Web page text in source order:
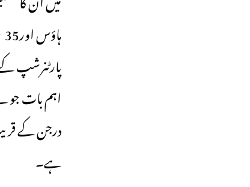
پارٹنرشپ
اہم بات جو
درجن کے
ہے۔